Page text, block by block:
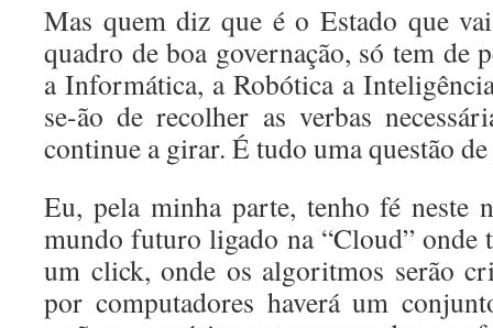
Mas quem diz que é o Estado que
quadro de boa governação, só tem de
a Informática, a Robótica a
se-ão de recolher as verbas
continue a girar. É tudo uma questão
Eu, pela minha parte, tenho fé neste
mundo futuro ligado na “Cloud” onde
um click, onde os algoritmos serão
por computadores haverá um